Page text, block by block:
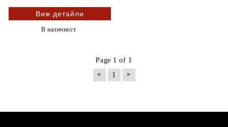
Виж детайли
В наличност
Page 1 of 1
«
1 »